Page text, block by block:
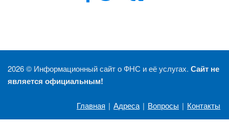
2026 © Информационный сайт о ФНС и её услугах. Сайт не
является официальным!
Главная | Адреса | Вопросы | Контакты